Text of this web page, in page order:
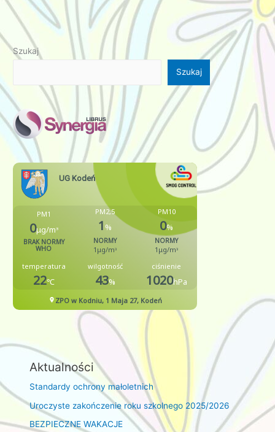
Szukaj
Szukaj
Aktualności
Standardy ochrony małoletnich
Uroczyste zakończenie roku szkolnego 2025/2026
BEZPIECZNE WAKACJE